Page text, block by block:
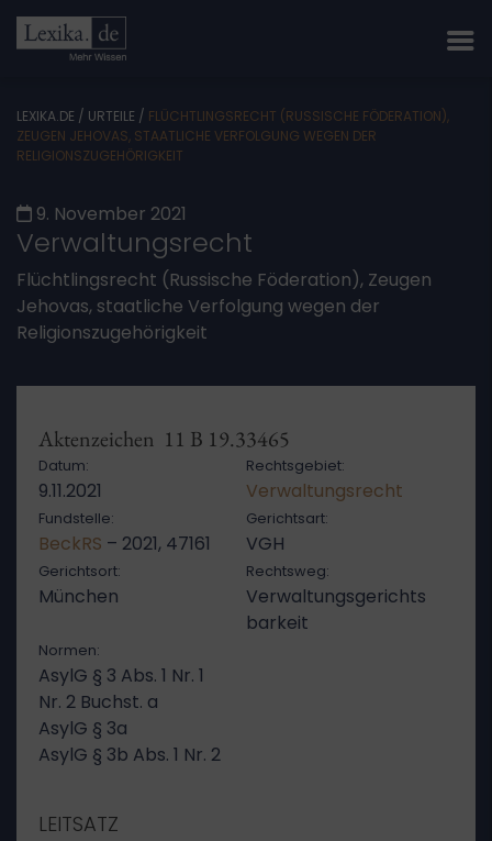
LEXIKA.DE / URTEILE / FLÜCHTLINGSRECHT (RUSSISCHE FÖDERATION),
ZEUGEN JEHOVAS, STAATLICHE VERFOLGUNG WEGEN DER
RELIGIONSZUGEHÖRIGKEIT
9. November 2021
Verwaltungsrecht
Flüchtlingsrecht (Russische Föderation), Zeugen
Jehovas, staatliche Verfolgung wegen der
Religionszugehörigkeit
Aktenzeichen 11 B 19.33465
Datum:
9.11.2021
Rechtsgebiet:
Verwaltungsrecht
Fundstelle:
BeckRS – 2021, 47161
Gerichtsart:
VGH
Gerichtsort:
München
Rechtsweg:
Verwaltungsgerichts
barkeit
Normen:
AsylG § 3 Abs. 1 Nr. 1
Nr. 2 Buchst. a
AsylG § 3a
AsylG § 3b Abs. 1 Nr. 2
LEITSATZ